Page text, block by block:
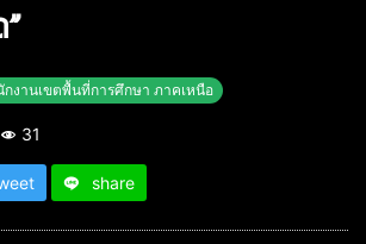
กงานเขตพื้นที่การศึกษา ภาคเหนือ
31
share